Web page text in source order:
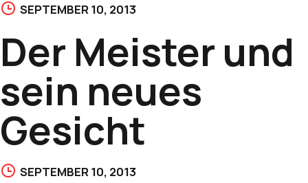
SEPTEMBER 10, 2013
Der Meister und
sein neues
Gesicht
SEPTEMBER 10, 2013